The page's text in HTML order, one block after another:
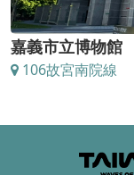
嘉義市立博物館
106故宮南院線